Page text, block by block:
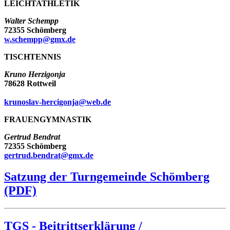
LEICHTATHLETIK
Walter Schempp
72355 Schömberg
w.schempp@gmx.de
TISCHTENNIS
Kruno Herzigonja
78628 Rottweil
krunoslav-hercigonja@web.de
FRAUENGYMNASTIK
Gertrud Bendrat
72355 Schömberg
gertrud.bendrat@gmx.de
Satzung der Turngemeinde Schömberg
(PDF)
TGS - Beitrittserklärung /